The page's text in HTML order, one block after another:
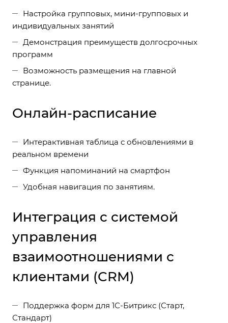
Настройка групповых, мини-групповых и
индивидуальных занятий
Демонстрация преимуществ долгосрочных
программ
Возможность размещения на главной
странице.
Онлайн-расписание
Интерактивная таблица с обновлениями в
реальном времени
Функция напоминаний на смартфон
Удобная навигация по занятиям.
Интеграция с системой
управления
взаимоотношениями с
клиентами (CRM)
Поддержка форм для 1С-Битрикс (Старт,
Стандарт)